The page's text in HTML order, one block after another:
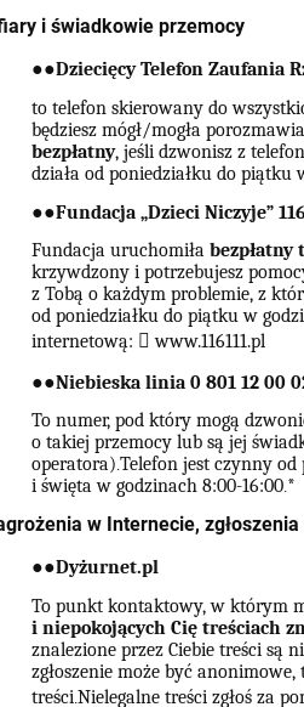
i świadkowie przemocy
●●Dziecięcy Telefon Zaufania
to telefon skierowany do
będziesz mógł/mogła
bezpłatny, jeśli dzwonisz z
działa od poniedziałku do piątku
●●Fundacja „Dzieci Niczyje”
Fundacja uruchomiła bezpłatny
krzywdzony i potrzebujesz
z Tobą o każdym problemie, z
od poniedziałku do piątku w
internetową: 􀃞www.116111.pl
●●Niebieska linia 0 801 12 00
To numer, pod który mogą
o takiej przemocy lub są jej
operatora) Telefon jest czynny od
i święta w godzinach 8:00-16:00.*
w Internecie,
●●Dyżurnet.pl
To punkt kontaktowy, w którym
i niepokojących Cię treściach
znalezione przez Ciebie treści są
zgłoszenie może być
treściNielegalne treści zgłoś za